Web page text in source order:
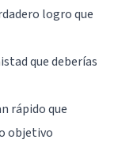
logro que
que deberías
rápido que
objetivo